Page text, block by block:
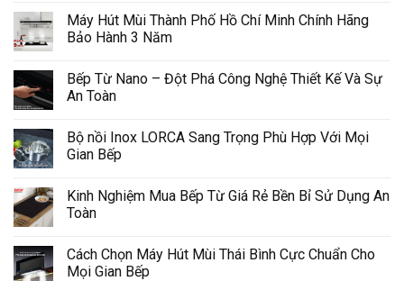
Máy Hút Mùi Thành Phố Hồ Chí Minh Chính Hãng
Bảo Hành 3 Năm
Bếp Từ Nano – Đột Phá Công Nghệ Thiết Kế Và Sự
An Toàn
Bộ nồi Inox LORCA Sang Trọng Phù Hợp Với Mọi
Gian Bếp
Kinh Nghiệm Mua Bếp Từ Giá Rẻ Bền Bỉ Sử Dụng An
Toàn
Cách Chọn Máy Hút Mùi Thái Bình Cực Chuẩn Cho
Mọi Gian Bếp